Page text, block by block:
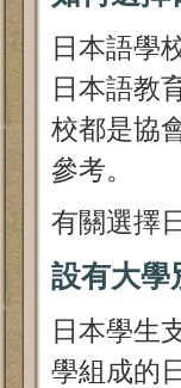
日本語學
日本語教
校都是協
參考。
有關選擇
設有大學
日本學生
學組成的